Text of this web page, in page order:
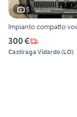
5
Impianto compatto
300 €
Castiraga Vidardo(LO)